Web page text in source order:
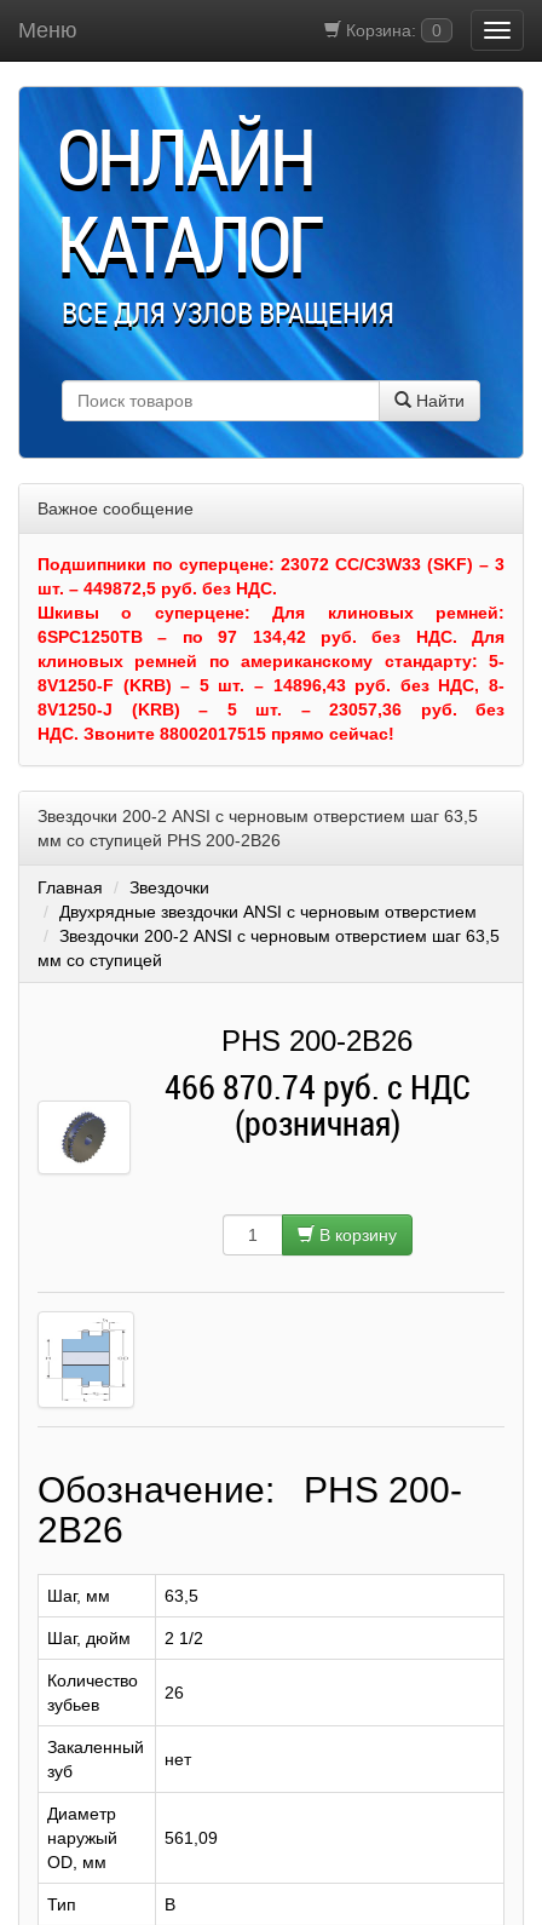
Корзина: 0
Меню
ОНЛАЙН
КАТАЛОГ
ВСЕ ДЛЯ УЗЛОВ ВРАЩЕНИЯ
Найти
Важное сообщение
Подшипники по суперцене: 23072 CC/C3W33 (SKF) – 3
шт. – 449872,5 руб. без НДС.
Шкивыо суперцене:Для клиновых ремней:
6SPC1250TB – по 97 134,42 руб. без НДС. Для
клиновых ремней по американскому стандарту: 5-
8V1250-F (KRB) – 5 шт. – 14896,43 руб. без НДС, 8-
8V1250-J (KRB) – 5 шт. – 23057,36 руб. без
НДС. Звоните 88002017515 прямо сейчас!
Звездочки 200-2 ANSI с черновым отверстием шаг 63,5
мм со ступицей PHS 200-2B26
Главная
Звездочки
Двухрядные звездочки ANSI с черновым отверстием
Звездочки 200-2 ANSI с черновым отверстием шаг 63,5
мм со ступицей
PHS 200-2B26
466 870.74 руб. с НДС
(розничная)
В корзину
Обозначение: PHS 200-
2B26
Шаг, мм 63,5
Шаг, дюйм 2 1/2
Количество
зубьев
26
Закаленный
зуб
нет
Диаметр
наружый
OD, мм
561,09
Тип B